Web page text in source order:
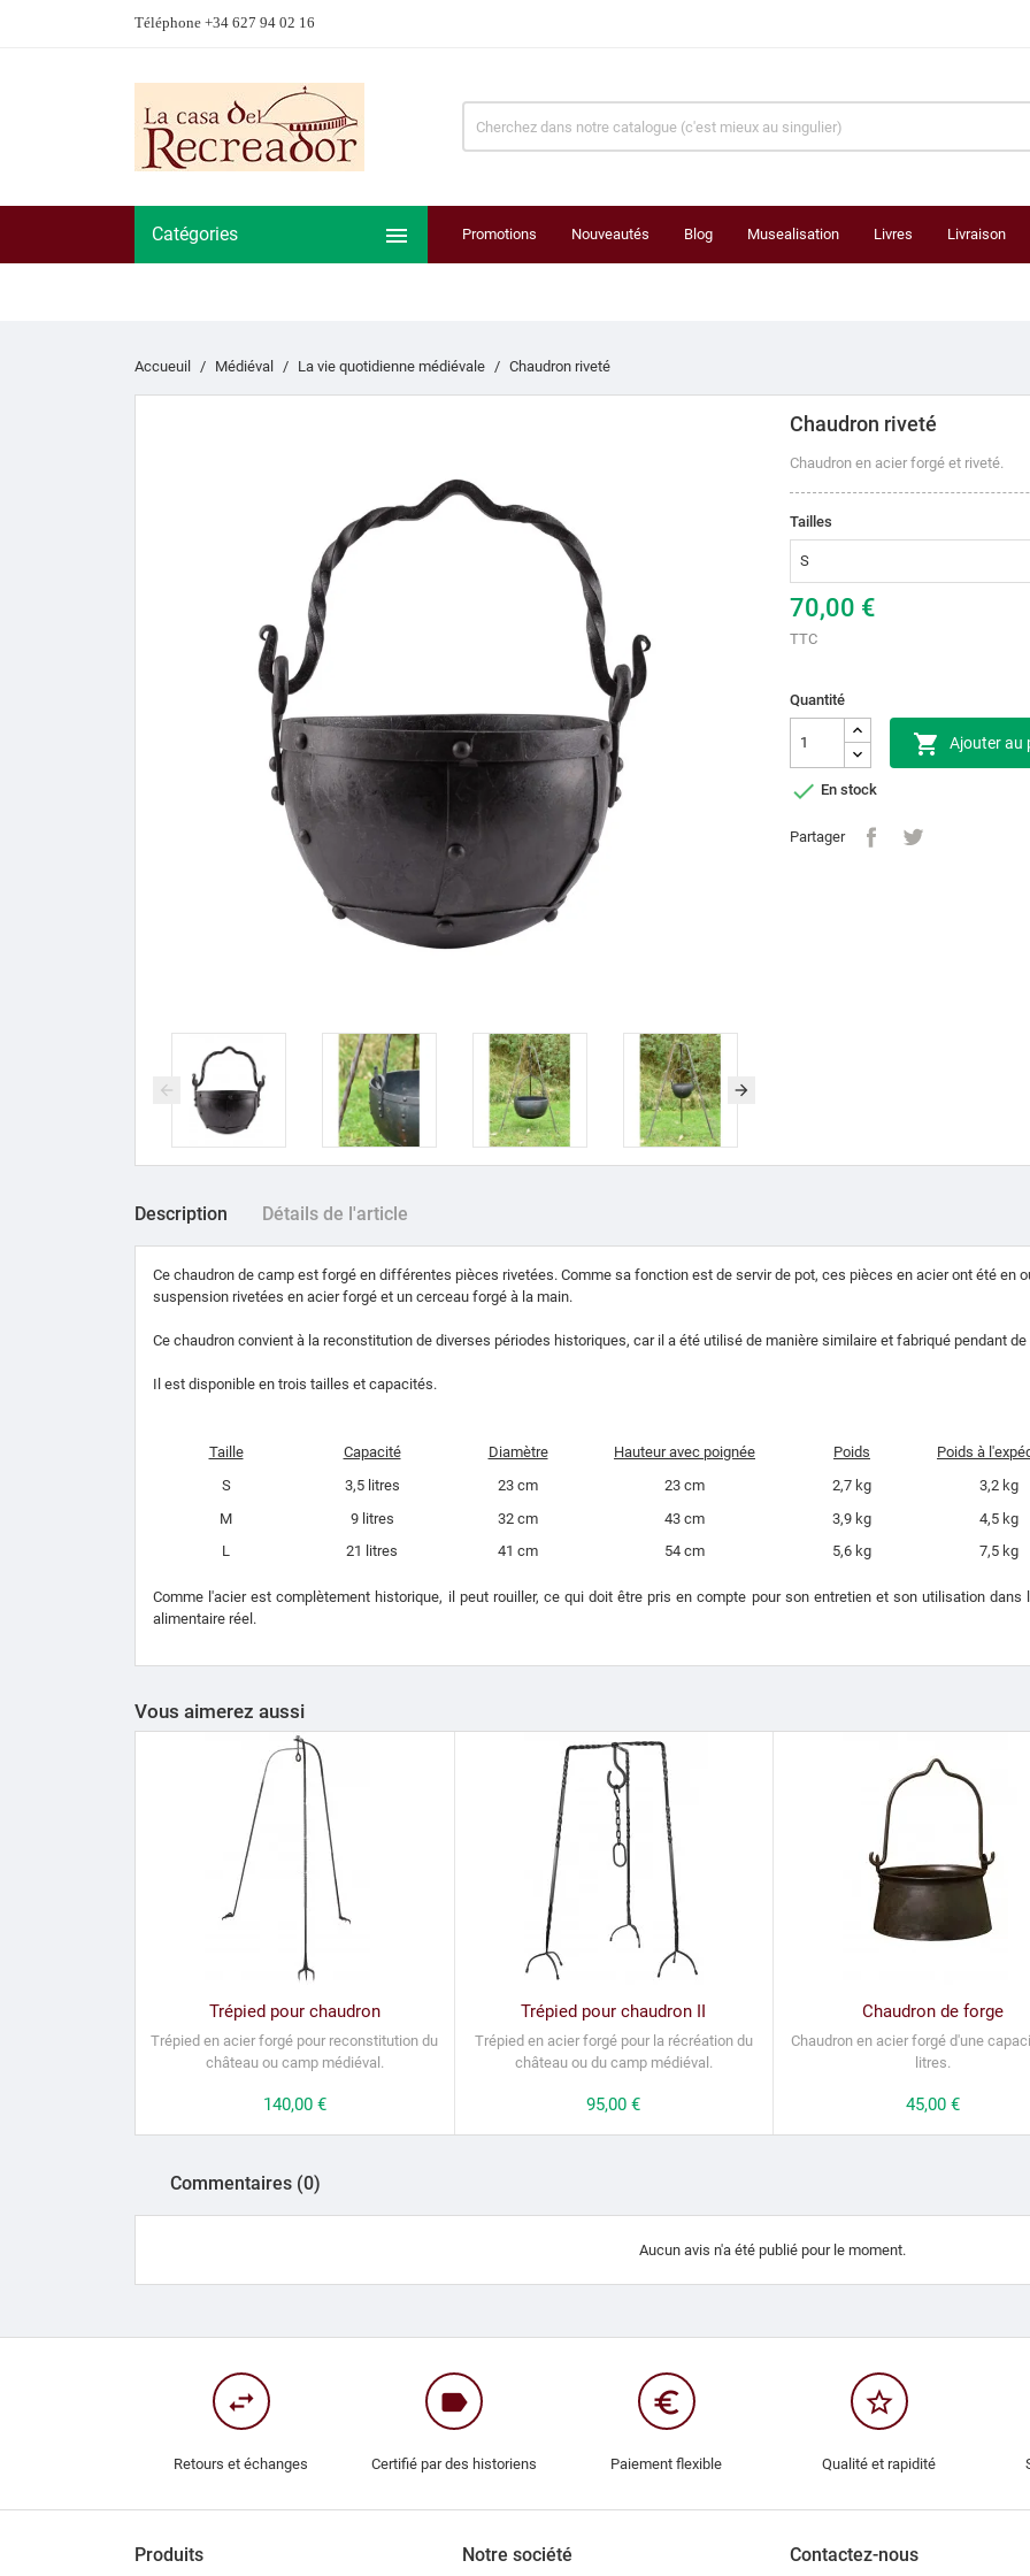
Téléphone +34 627 94 02 16
Catégories  Promotions Nouveautés Blog Musealisation Livres Livraison
Accueuil Médiéval La vie quotidienne médiévale Chaudron riveté
Chaudron riveté
Chaudron en acier forgé et riveté.
Tailles
70,00 €
TTC
Quantité
 Ajouter au
 En stock
Partager
Description Détails de l'article
Ce chaudron de camp est forgé en différentes pièces rivetées. Comme sa fonction est de servir de pot, ces pièces en acier ont été en
suspension rivetées en acier forgé et un cerceau forgé à la main.
Ce chaudron convient à la reconstitution de diverses périodes historiques, car il a été utilisé de manière similaire et fabriqué pendant
Il est disponible en trois tailles et capacités.
Taille Capacité Diamètre Hauteur avec poignée Poids
Poids à
S
3,5 litres 23 cm 23 cm 2,7 kg
3,2 kg
M
9 litres 32 cm 43 cm 3,9 kg
4,5 kg
L
21 litres 41 cm 54 cm 5,6 kg 7,5 kg
Comme l'acier est complètement historique, il peut rouiller, ce qui doit être pris en compte pour son entretien et son utilisation dans
alimentaire réel.
Vous aimerez aussi
Trépied pour chaudron
Trépied en acier forgé pour reconstitutiondu
château ou camp médiéval.
Prix
140,00 €
Trépied pour chaudron II
Trépied en acier forgé pour la récréation du
château ou du camp médiéval.
Prix
95,00 €
Chaudron de forge
Chaudron en acier forgé d'une
litres.
Prix
45,00 €
Commentaires (0)
Aucun avis n'a été publié pour le moment.
swap_horiz
Retours et échanges
label
Certifié par des historiens
euro_symbol
Paiement flexible
star_border
Qualité et rapidité
Produits Notre société Contactez-nous